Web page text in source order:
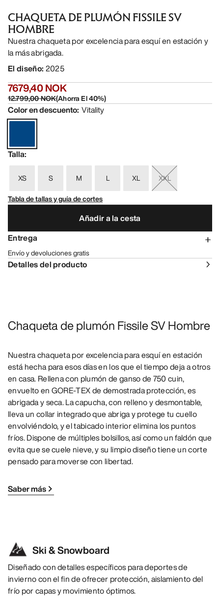
CHAQUETA DE PLUMÓN FISSILE SV
HOMBRE
Nuestra chaqueta por excelencia para esquí en estación y
la más abrigada.
El diseño: 2025
7679,40 NOK
12.799,00 NOK(Ahorra El40%)
Color en descuento: Vitality
Talla:
XS S M L XL
XXL
Tabla de tallas y guía de cortes
Añadir a la cesta
Entrega
Envío y devoluciones gratis
Detalles del producto
Chaqueta de plumón Fissile SV Hombre
Nuestra chaqueta por excelencia para esquí en estación
está hecha para esos días en los que el tiempo deja a otros
en casa. Rellena con plumón de ganso de 750 cuin,
envuelto en GORE-TEX de demostrada protección, es
abrigada y seca. La capucha, con relleno y desmontable,
lleva un collar integrado que abriga y protege tu cuello
envolviéndolo, y el tabicado interior elimina los puntos
fríos. Dispone de múltiples bolsillos, así como un faldón que
evita que se cuele nieve, y su limpio diseño tiene un corte
pensado para moverse con libertad.
Saber más
Ski & Snowboard
Diseñado con detalles específicos para deportes de
invierno con el fin de ofrecer protección, aislamiento del
frío por capas y movimiento óptimos.